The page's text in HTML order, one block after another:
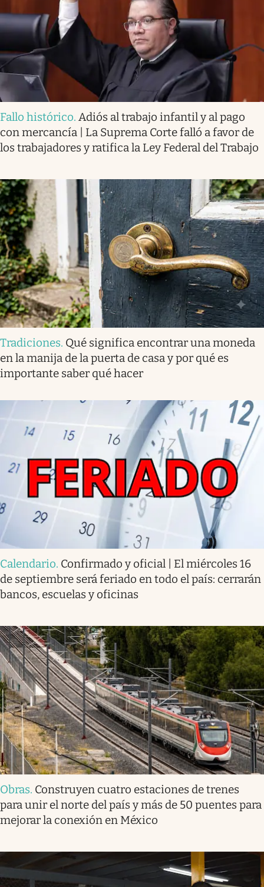
Fallo histórico. Adiós al trabajo infantil y al pago
con mercancía | La Suprema Corte falló a favor de
los trabajadores y ratifica la Ley Federal del Trabajo
Tradiciones. Qué significa encontrar una moneda
en la manija de la puerta de casa y por qué es
importante saber qué hacer
Calendario. Confirmado y oficial | El miércoles 16
de septiembre será feriado en todo el país: cerrarán
bancos, escuelas y oficinas
Obras. Construyen cuatro estaciones de trenes
para unir el norte del país y más de 50 puentes para
mejorar la conexión en México